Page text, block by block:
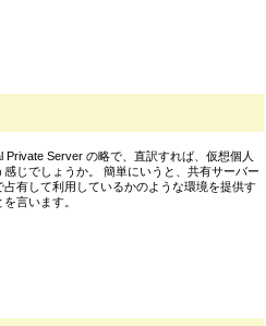
Private Server の略で、直訳すれば、仮想個人
感じでしょうか。 簡単にいうと、共有サーバー
占有して利用しているかのような環境を提供す
言います。